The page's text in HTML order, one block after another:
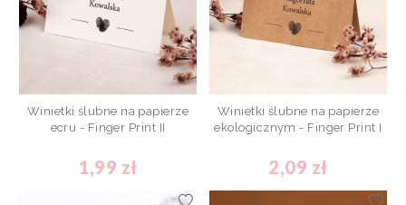
Winietki ślubne na papierze
ecru - Finger Print II
1,99 zł
Winietki ślubne na papierze
ekologicznym - Finger Print I
2,09 zł